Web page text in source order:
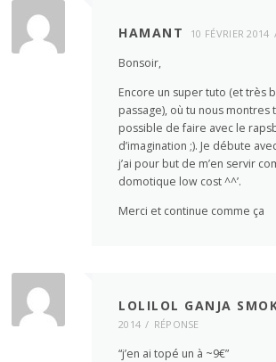
HAMANT 10 FÉVRIER 2014
Bonsoir,
Encore un super tuto (et très
passage), où tu nous montres
possible de faire avec le
d’imagination ;). Je débute
j’ai pour but de m’en servir
domotique low cost ^^’.
Merci et continue comme ça
LOLILOL GANJA
2014
RÉPONSE
“j’en ai topé un à ~9€”